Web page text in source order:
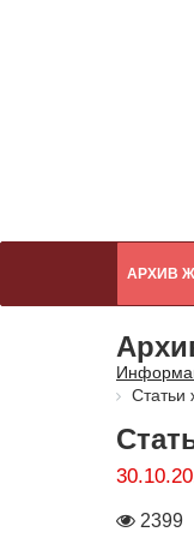
АРХИВ
Статьи
2399